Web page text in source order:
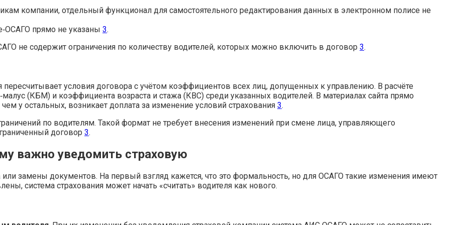
компании, отдельный функционал для самостоятельного редактирования данных в электронном полисе не
прямо не указаны 3.
не содержит ограничения по количеству водителей, которых можно включить в договор 3.
условия договора с учётом коэффициентов всех лиц, допущенных к управлению. В расчёте
(КБМ) и коэффициента возраста и стажа (КВС) среди указанных водителей. В материалах сайта прямо
у остальных, возникает доплата за изменение условий страхования 3.
по водителям. Такой формат не требует внесения изменений при смене лица, управляющего
договор 3.
важно уведомить страховую
замены документов. На первый взгляд кажется, что это формальность, но для ОСАГО такие изменения имеют
система страхования может начать «считать» водителя как нового.